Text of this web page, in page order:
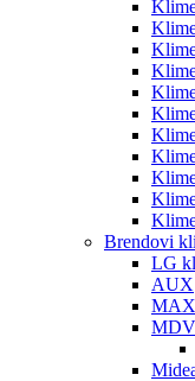
Brendovi
LG
AUX